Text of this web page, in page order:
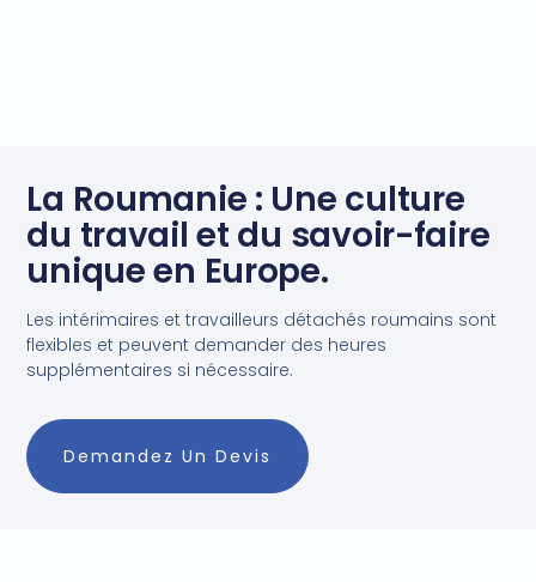
La Roumanie : Une culture
du travail et du savoir-faire
unique en Europe.
Les intérimaires et travailleurs détachés roumains sont
flexibles et peuvent demander des heures
supplémentaires si nécessaire.
Demandez Un Devis